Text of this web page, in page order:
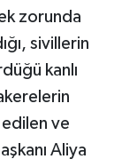
zorunda
sivillerin
kanlı
ve
Aliya